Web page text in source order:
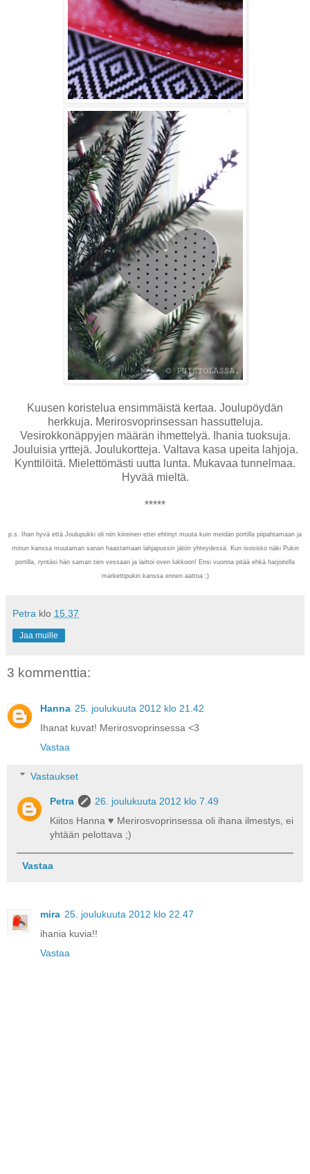
Kuusen koristelua ensimmäistä kertaa. Joulupöydän
herkkuja. Merirosvoprinsessan hassutteluja.
Vesirokkonäppyjen määrän ihmettelyä. Ihania tuoksuja.
Jouluisia yrttejä. Joulukortteja. Valtava kasa upeita lahjoja.
Kynttilöitä. Mielettömästi uutta lunta. Mukavaa tunnelmaa.
Hyvää mieltä.
*****
p.s. Ihan hyvä että Joulupukki oli niin kiireinen ettei ehtinyt muuta kuin meidän portilla piipahtamaan ja
minun kanssa muutaman sanan haastamaan lahjapussin jätön yhteydessä. Kun isosisko näki Pukin
portilla, ryntäsi hän saman tien vessaan ja laittoi oven lukkoon! Ensi vuonna pitää ehkä harjoitella
markettipukin kanssa ennen aattoa ;)
Petra klo 15.37
Jaa muille
3 kommenttia:
Hanna 25. joulukuuta 2012 klo 21.42
Ihanat kuvat! Merirosvoprinsessa <3
Vastaa
Vastaukset
Petra
26. joulukuuta 2012 klo 7.49
Kiitos Hanna ♥ Merirosvoprinsessa oli ihana ilmestys, ei
yhtään pelottava ;)
Vastaa
mira 25. joulukuuta 2012 klo 22.47
ihania kuvia!!
Vastaa